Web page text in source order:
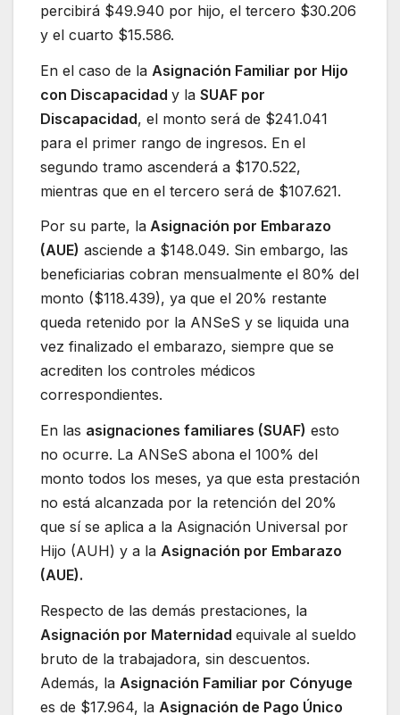
percibirá $49.940 por hijo, el tercero $30.206
y el cuarto $15.586.
En el caso de la Asignación Familiar por Hijo
con Discapacidad y la SUAF por
Discapacidad, el monto será de $241.041
para el primer rango de ingresos. En el
segundo tramo ascenderá a $170.522,
mientras que en el tercero será de $107.621.
Por su parte, la Asignación por Embarazo
(AUE) asciende a $148.049. Sin embargo, las
beneficiarias cobran mensualmente el 80% del
monto ($118.439), ya que el 20% restante
queda retenido por la ANSeS y se liquida una
vez finalizado el embarazo, siempre que se
acrediten los controles médicos
correspondientes.
En las asignaciones familiares (SUAF) esto
no ocurre. La ANSeS abona el 100% del
monto todos los meses, ya que esta prestación
no está alcanzada por la retención del 20%
que sí se aplica a la Asignación Universal por
Hijo (AUH) y a la Asignación por Embarazo
(AUE).
Respecto de las demás prestaciones, la
Asignación por Maternidad equivale al sueldo
bruto de la trabajadora, sin descuentos.
Además, la Asignación Familiar por Cónyuge
es de $17.964, la Asignación de Pago Único